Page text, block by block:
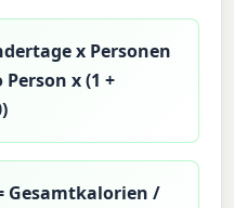
x Personen
x (1 +
Gesamtkalorien /